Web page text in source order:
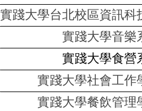
實踐大學台北校區資訊科
實踐大學音樂
實踐大學食營
實踐大學社會工作
實踐大學餐飲管理